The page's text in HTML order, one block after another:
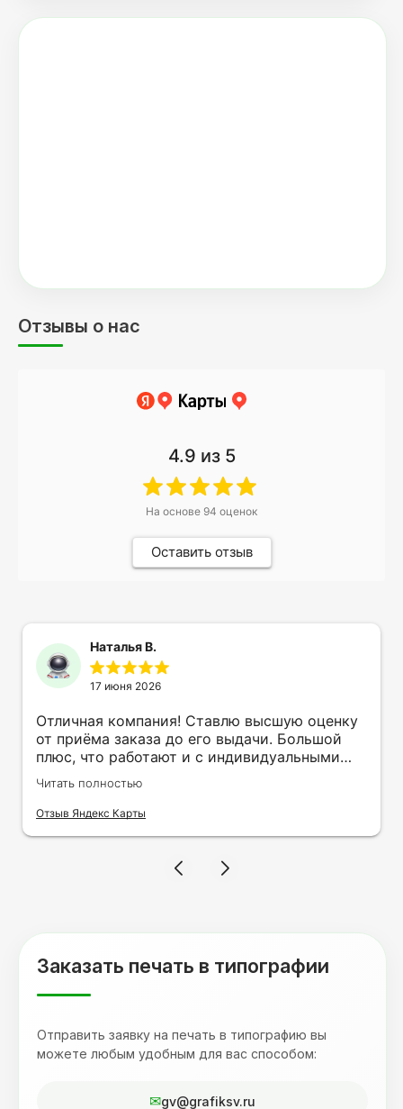
Отзывы о нас
4.9 из 5
На основе 94 оценок
Оставить отзыв
Наталья В.
17 июня 2026
Отличная компания! Ставлю высшую оценку
от приёма заказа до его выдачи. Большой
плюс, что работают и с индивидуальными
заказами. Нелбходимо было нанести принт
на кружку в подарок. Заказ был исполнен
оперативно и ооочень красиво, даже не
терпеливость, отвечала на все мои вопросы.
Читать полностью
Отзыв Яндекс Карты
Заказать печать в типографии
Отправить заявку на печать в типографию вы
можете любым удобным для вас способом:
gv@grafiksv.ru